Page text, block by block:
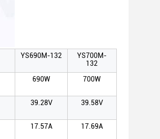
YS690M-132
YS700M-
132
690W 700W
39.28V 39.58V
17.57A 17.69A